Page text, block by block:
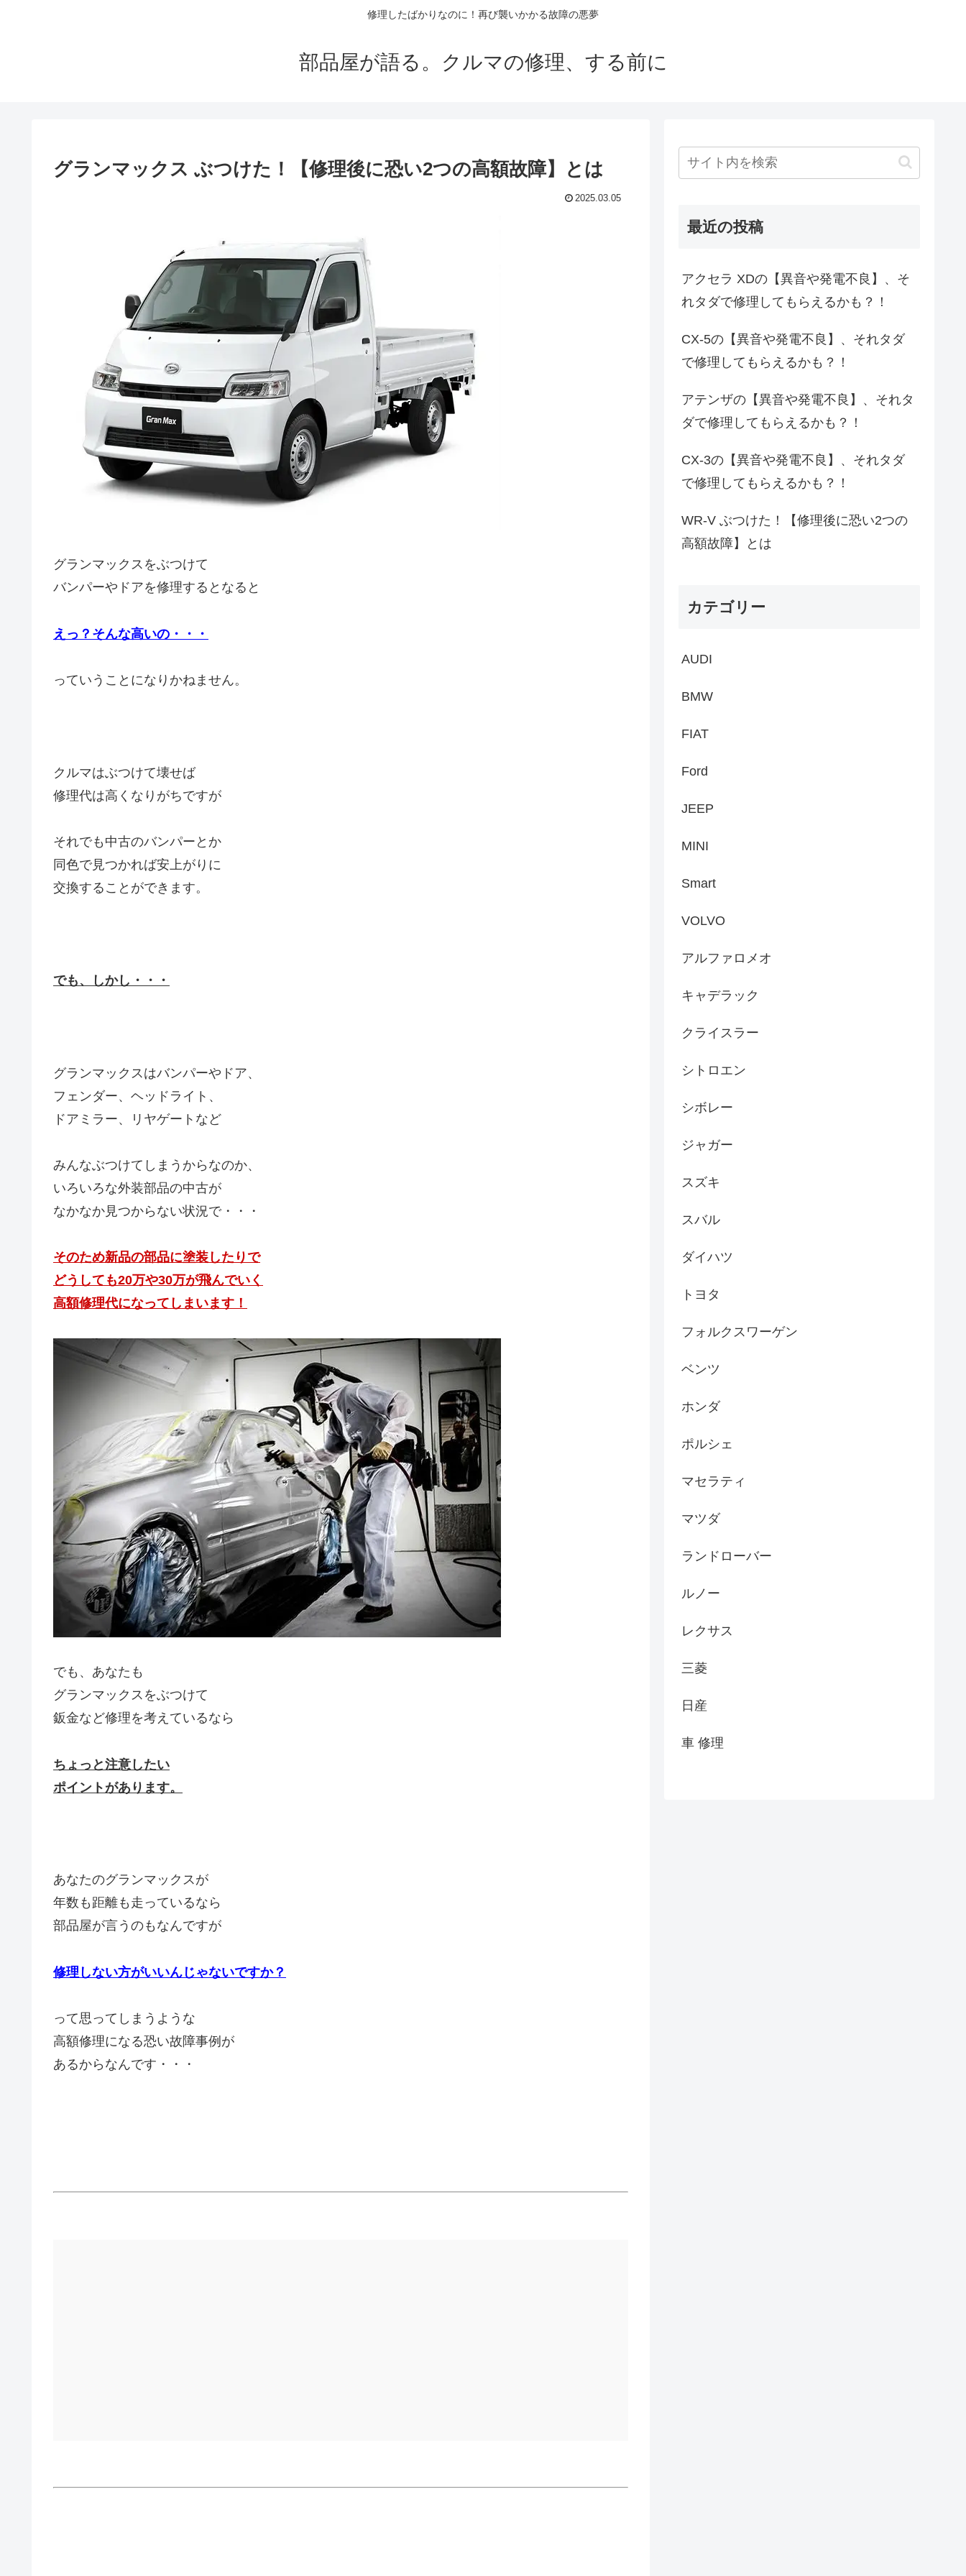
修理したばかりなのに！再び襲いかかる故障の悪夢
部品屋が語る。クルマの修理、する前に
グランマックス ぶつけた！【修理後に恐い2つの高額故障】とは
2025.03.05
グランマックスをぶつけて
バンパーやドアを修理するとなると
えっ？そんな高いの・・・
っていうことになりかねません。
クルマはぶつけて壊せば
修理代は高くなりがちですが
それでも中古のバンパーとか
同色で見つかれば安上がりに
交換することができます。
でも、しかし・・・
グランマックスはバンパーやドア、
フェンダー、ヘッドライト、
ドアミラー、リヤゲートなど
みんなぶつけてしまうからなのか、
いろいろな外装部品の中古が
なかなか見つからない状況で・・・
そのため新品の部品に塗装したりで
どうしても20万や30万が飛んでいく
高額修理代になってしまいます！
でも、あなたも
グランマックスをぶつけて
鈑金など修理を考えているなら
ちょっと注意したい
ポイントがあります。
あなたのグランマックスが
年数も距離も走っているなら
部品屋が言うのもなんですが
修理しない方がいいんじゃないですか？
って思ってしまうような
高額修理になる恐い故障事例が
あるからなんです・・・
最近の投稿
アクセラ XDの【異音や発電不良】、そ
れタダで修理してもらえるかも？！
CX-5の【異音や発電不良】、それタダ
で修理してもらえるかも？！
アテンザの【異音や発電不良】、それタ
ダで修理してもらえるかも？！
CX-3の【異音や発電不良】、それタダ
で修理してもらえるかも？！
WR-V ぶつけた！【修理後に恐い2つの
高額故障】とは
カテゴリー
AUDI
BMW
FIAT
Ford
JEEP
MINI
Smart
VOLVO
アルファロメオ
キャデラック
クライスラー
シトロエン
シボレー
ジャガー
スズキ
スバル
ダイハツ
トヨタ
フォルクスワーゲン
ベンツ
ホンダ
ポルシェ
マセラティ
マツダ
ランドローバー
ルノー
レクサス
三菱
日産
車 修理